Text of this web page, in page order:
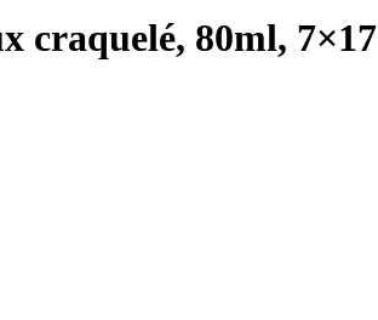
craquelé, 80ml, 7×17